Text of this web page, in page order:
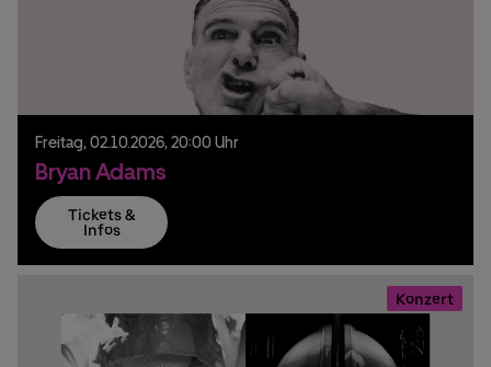
Freitag, 02.10.2026, 20:00 Uhr
Bryan Adams
Tickets &
Infos
Konzert